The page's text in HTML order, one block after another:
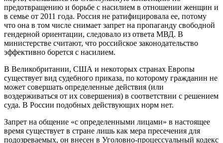
предотвращению и борьбе с насилием в отношении женщин и
в семье от 2011 года. Россия не ратифицировала ее, потому
что она в том числе снимает запрет на пропаганду свободной
гендерной ориентации, следовало из ответа МВД. В
министерстве считают, что российское законодательство
эффективно борется с насилием.
В Великобритании, США и некоторых странах Европы
существует вид судебного приказа, по которому гражданин не
может совершать определенные действия (или
воздерживаться от их совершения) в соответствии с решением
суда. В России подобных действующих норм нет.
Запрет на общение «с определенными лицами» в настоящее
время существует в стране лишь как мера пресечения для
подозреваемых, он внесен в Уголовно-процессуальный кодекс